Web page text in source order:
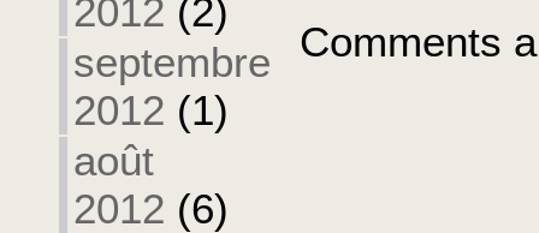
2012 (2)
septembre
2012 (1)
août
2012 (6)
Comments